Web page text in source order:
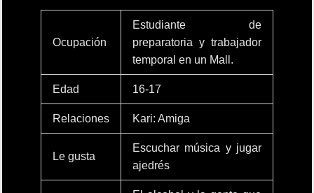
Ocupación
Estudiante de
preparatoria y trabajador
temporal en un Mall.
Edad 16-17
Relaciones Kari: Amiga
Le gusta
Escuchar música y jugar
ajedrés